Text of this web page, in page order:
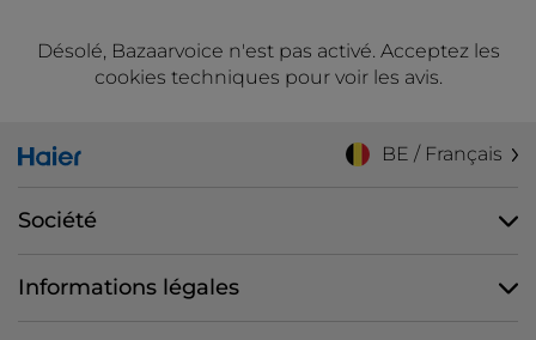
Désolé, Bazaarvoice n'est pas activé. Acceptez les
cookies techniques pour voir les avis.
BE / Français
Société
Informations légales